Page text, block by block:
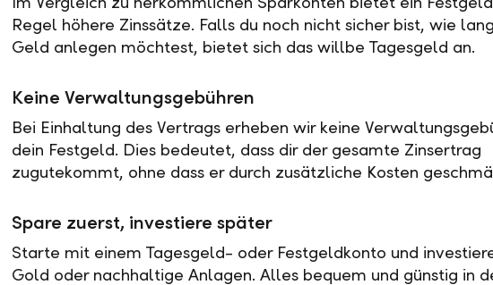
Regel höhere Zinssätze. Falls du noch nicht sicher bist, wie
Geld anlegen möchtest, bietet sich das willbe Tagesgeld an.
Keine Verwaltungsgebühren
Bei Einhaltung des Vertrags erheben wir keine
dein Festgeld. Dies bedeutet, dass dir der gesamte Zinsertrag
zugutekommt, ohne dass er durch zusätzliche Kosten
Spare zuerst, investiere später
Starte mit einem Tagesgeld- oder Festgeldkonto und
Gold oder nachhaltige Anlagen. Alles bequem und günstig in